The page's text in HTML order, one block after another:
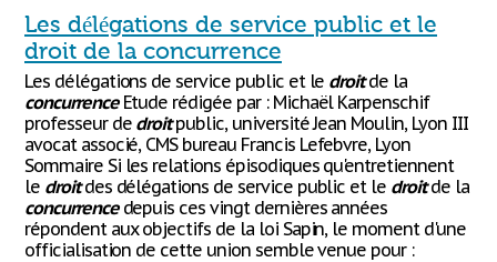
Les délégations de service public et le
droit de la concurrence
Les délégations de service public et le droitde la
concurrenceEtude rédigée par : Michaël Karpenschif
professeur de droitpublic, université Jean Moulin, Lyon III
avocat associé, CMS bureau Francis Lefebvre, Lyon
Sommaire Si les relations épisodiques qu'entretiennent
le droitdes délégations de service public et le droitde la
concurrencedepuis ces vingt dernières années
répondent aux objectifs de la loi Sapin, le moment d'une
officialisation de cette union semble venue pour :